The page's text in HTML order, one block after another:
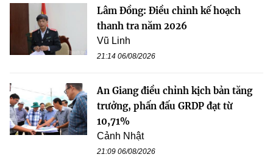
Lâm Đồng: Điều chỉnh kế hoạch
thanh tra năm 2026
Vũ Linh
21:14 06/08/2026
An Giang điều chỉnh kịch bản tăng
trưởng, phấn đấu GRDP đạt từ
10,71%
Cảnh Nhật
21:09 06/08/2026